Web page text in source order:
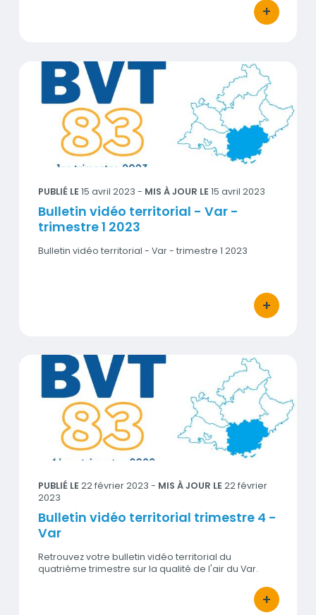
+
bouton
Bulletin vidéo territorial - Var - trimestre 1 2023
PUBLIÉ LE 15 avril 2023 - MIS À JOUR LE 15 avril 2023
Bulletin vidéo territorial - Var -
trimestre 1 2023
Bulletin vidéo territorial - Var - trimestre 1 2023
+
bouton
Bulletin vidéo territorial trimestre 4 - Var
PUBLIÉ LE 22 février 2023 - MIS À JOUR LE 22 février
2023
Bulletin vidéo territorial trimestre 4 -
Var
Retrouvez votre bulletin vidéo territorial du
quatrième trimestre sur la qualité de l'air du Var.
+
bouton